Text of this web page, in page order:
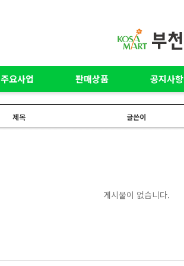
주요사업 판매상품 공지사항
제목 글쓴이
게시물이 없습니다.